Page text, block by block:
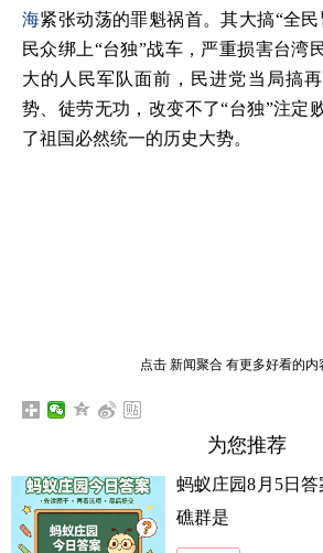
海紧张动荡的罪魁祸首。其大搞“全
民众绑上“台独”战车，严重损害台湾
大的人民军队面前，民进党当局搞
势、徒劳无功，改变不了“台独”注定
了祖国必然统一的历史大势。
点击 新闻聚合有更多好看的内
为您推荐
蚂蚁庄园8月5日
礁群是